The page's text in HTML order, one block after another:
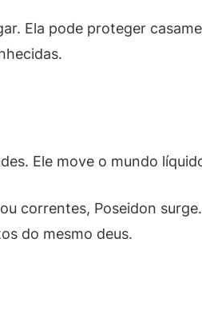
Ela pode proteger
Ele move o mundo
correntes, Poseidon
do mesmo deus.